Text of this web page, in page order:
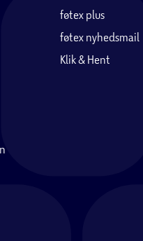
føtex plus
føtex nyhedsmail
Klik & Hent